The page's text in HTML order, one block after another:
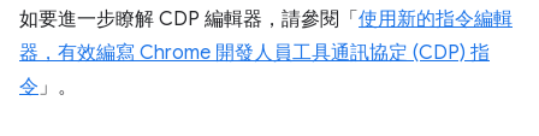
如要進一步瞭解 CDP 編輯器，請參閱「 使用新的指令編輯
器，有效編寫 Chrome 開發人員工具通訊協定 (CDP) 指
令」。